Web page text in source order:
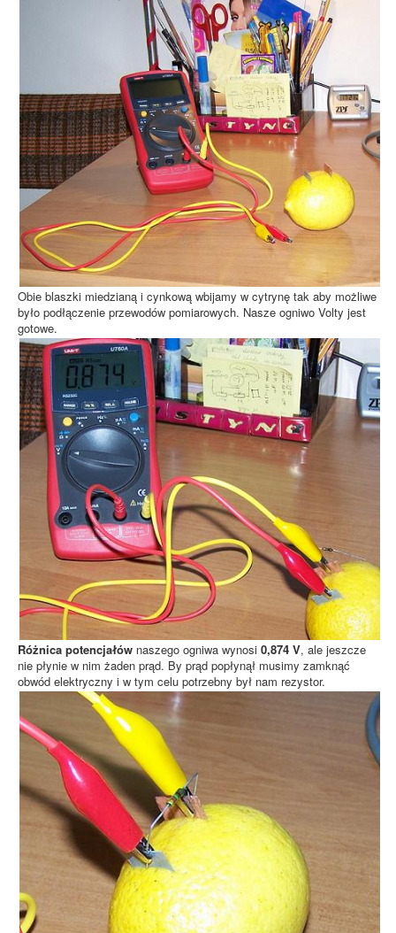
Obie blaszki miedzianą i cynkową wbijamy w cytrynę tak aby możliwe
było podłączenie przewodów pomiarowych. Nasze ogniwo Volty jest
gotowe.
Różnica potencjałów naszego ogniwa wynosi 0,874 V, ale jeszcze
nie płynie w nim żaden prąd. By prąd popłynął musimy zamknąć
obwód elektryczny i w tym celu potrzebny był nam rezystor.